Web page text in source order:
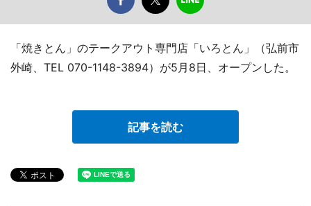
「焼きとん」のテークアウト専門店「いろとん」（弘前市
外崎、TEL 070-1148-3894）が5月8日、オープンした。
記事を読む